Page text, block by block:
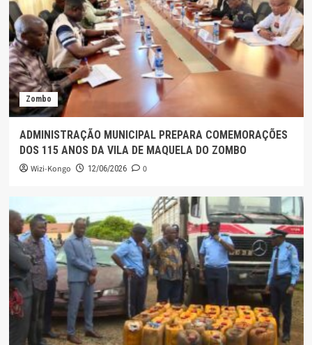
Zombo
ADMINISTRAÇÃO MUNICIPAL PREPARA COMEMORAÇÕES
DOS 115 ANOS DA VILA DE MAQUELA DO ZOMBO
Wizi-Kongo 12/06/2026 0